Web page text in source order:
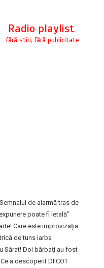
de alarmă tras de
poate fi letală”
Care este improvizația
de tuns iarba
Sărat! Doi bărbați au fost
a descoperit DIICOT